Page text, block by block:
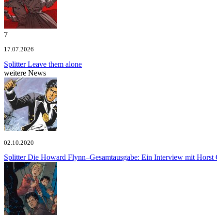
7
17.07.2026
SplitterLeave them alone
weitere News
02.10.2020
SplitterDie Howard Flynn–Gesamtausgabe: Ein Interview mit Horst